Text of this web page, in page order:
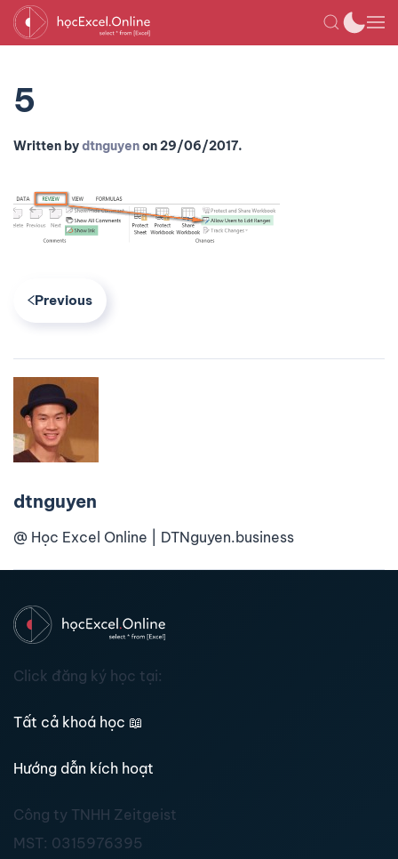
5
Written bydtnguyenon29/06/2017.
Previous
dtnguyen
@ Học Excel Online | DTNguyen.business
Click đăng ký học tại:
Tất cả khoá học 📖
Hướng dẫn kích hoạt
Công ty TNHH Zeitgeist
MST: 0315976395